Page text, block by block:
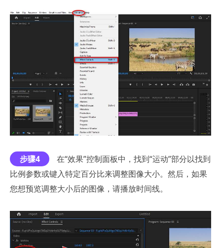
步骤4
在“效果”控制面板中，找到“运动”部分以找到
比例参数或键入特定百分比来调整图像大小。然后，如果
您想预览调整大小后的图像，请播放时间线。